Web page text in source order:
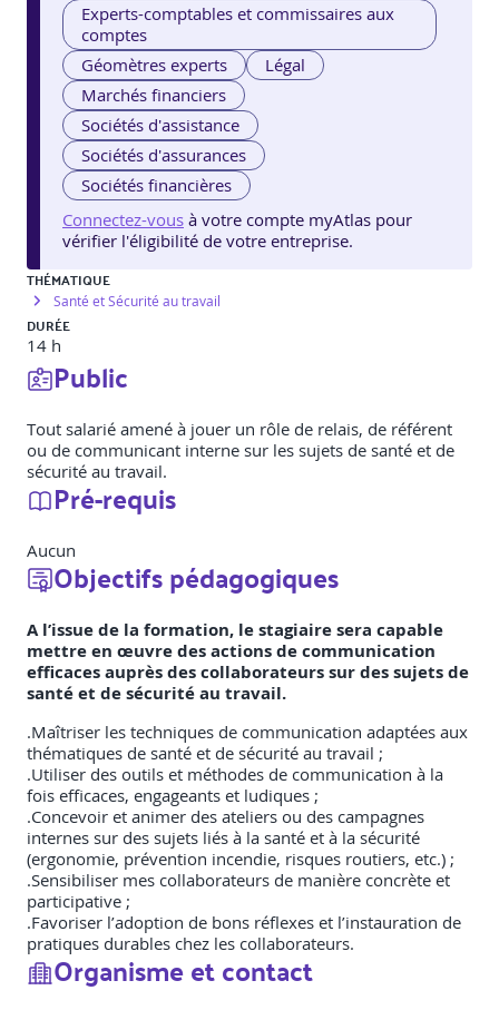
Experts-comptables et commissaires aux
comptes
Géomètres experts
Légal
Marchés financiers
Sociétés d'assistance
Sociétés d'assurances
Sociétés financières
Connectez-vous à votre compte myAtlas pour
vérifier l'éligibilité de votre entreprise.
THÉMATIQUE
Santé et Sécurité au travail
DURÉE
14 h
Public
Tout salarié amené à jouer un rôle de relais, de référent
ou de communicant interne sur les sujets de santé et de
sécurité au travail.
Pré-requis
Aucun
Objectifs pédagogiques
A l’issue de la formation, le stagiaire sera capable
mettre en œuvre des actions de communication
efficaces auprès des collaborateurs sur des sujets de
santé et de sécurité au travail.
.Maîtriser les techniques de communication adaptées aux
thématiques de santé et de sécurité au travail ;
.Utiliser des outils et méthodes de communication à la
fois efficaces, engageants et ludiques ;
.Concevoir et animer des ateliers ou des campagnes
internes sur des sujets liés à la santé et à la sécurité
(ergonomie, prévention incendie, risques routiers, etc.) ;
.Sensibiliser mes collaborateurs de manière concrète et
participative ;
.Favoriser l’adoption de bons réflexes et l’instauration de
pratiques durables chez les collaborateurs.
Organisme et contact